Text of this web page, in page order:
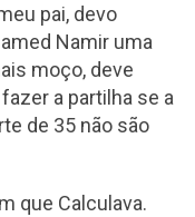
pai, devo
Namir uma
moço, deve
a partilha se a
de 35 não são
que Calculava.